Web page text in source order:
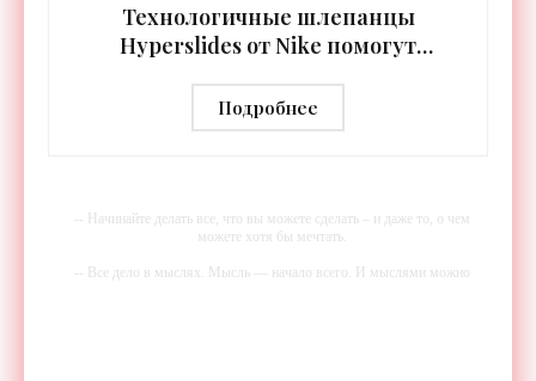
Технологичные шлепанцы
Hyperslides от Nike помогут
тренировки - «Гаджеты»
Подробнее
-- Начинайте делать все, что вы можете сделать – и даже то, о чем
можете хотя бы мечтать.
-- Все дело в мыслях. Мысль — начало всего. И мыслями можно